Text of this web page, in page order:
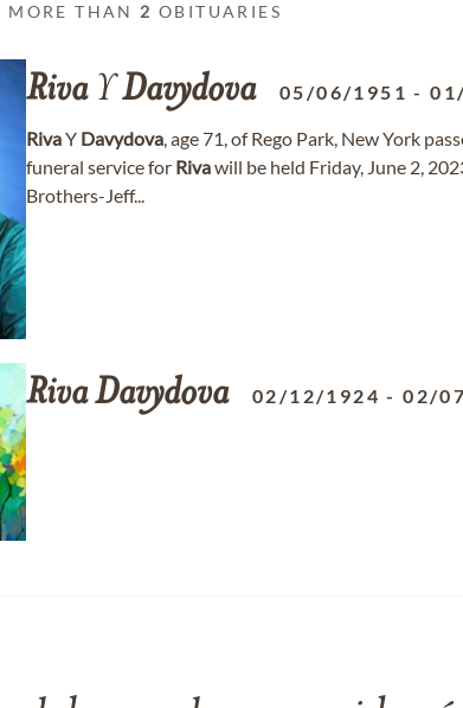
MORE THAN 2 OBITUARIES
RivaY Davydova 05/06/1951 -
RivaY Davydova, age 71, of Rego Park, New York
funeral service for Rivawill be held Friday, June 2,
Brothers-Jeff...
RivaDavydova 02/12/1924 -02/